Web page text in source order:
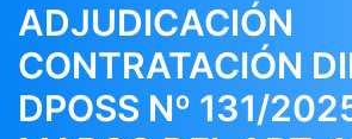
ADJUDICACIÓN
CONTRATACIÓN
DPOSS Nº 131/